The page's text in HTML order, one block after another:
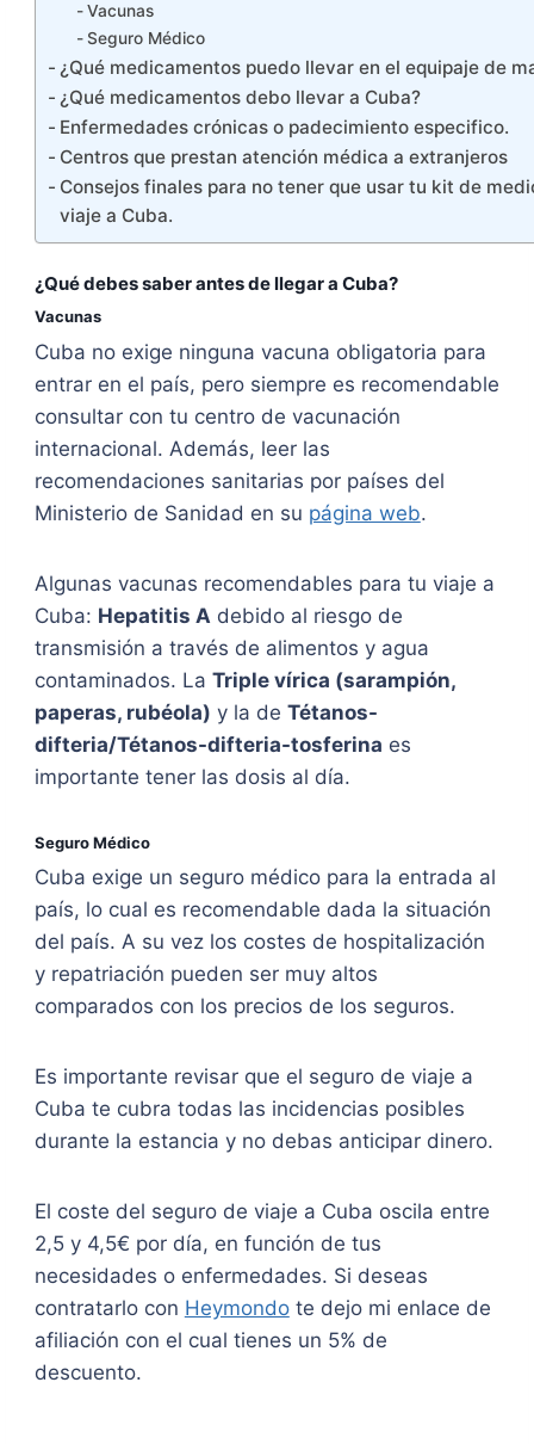
Vacunas
Seguro Médico
¿Qué medicamentos puedo llevar en el equipaje de
¿Qué medicamentos debo llevar a Cuba?
Enfermedades crónicas o padecimiento especifico.
Centros que prestan atención médica a extranjeros
Consejos finales para no tener que usar tu kit de
viaje a Cuba.
¿Qué debes saber antes de llegar a Cuba?
Vacunas
Cuba no exige ninguna vacuna obligatoria para
entrar en el país, pero siempre es recomendable
consultar con tu centro de vacunación
internacional. Además, leer las
recomendaciones sanitarias por países del
Ministerio de Sanidad en su página web.
Algunas vacunas recomendables para tu viaje a
Cuba: Hepatitis A debido al riesgo de
transmisión a través de alimentos y agua
contaminados. La Triple vírica (sarampión,
paperas, rubéola) y la de Tétanos-
difteria/Tétanos-difteria-tosferina es
importante tener las dosis al día.
Seguro Médico
Cuba exige un seguro médico para la entrada al
país, lo cual es recomendable dada la situación
del país. A su vez los costes de hospitalización
y repatriación pueden ser muy altos
comparados con los precios de los seguros.
Es importante revisar que el seguro de viaje a
Cuba te cubra todas las incidencias posibles
durante la estancia y no debas anticipar dinero.
El coste del seguro de viaje a Cuba oscila entre
2,5 y 4,5€ por día, en función de tus
necesidades o enfermedades. Si deseas
contratarlo con Heymondote dejo mi enlace de
afiliación con el cual tienes un 5% de
descuento.